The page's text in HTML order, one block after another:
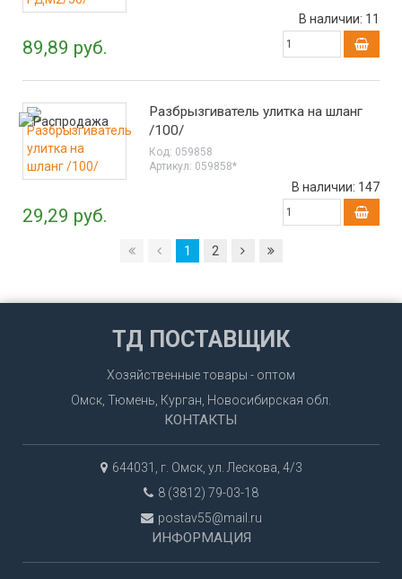
89,89 руб.
В наличии: 11
Разбрызгиватель улитка на шланг
/100/
Код: 059858
Артикул: 059858*
29,29 руб.
В наличии: 147
1 2
ТД ПОСТАВЩИК
Хозяйственные товары - оптом
Омск, Тюмень, Курган, Новосибирская обл.
КОНТАКТЫ
644031, г. Омск, ул. Лескова, 4/3
8 (3812) 79-03-18
postav55@mail.ru
ИНФОРМАЦИЯ